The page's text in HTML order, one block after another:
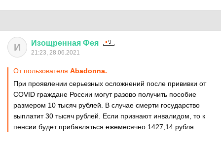
И Изощренная Фея
21:23, 28.06.2021
От пользователя Abadonnа.
При проявлении серьезных осложнений после прививки от
COVID граждане России могут разово получить пособие
размером 10 тысяч рублей. В случае смерти государство
выплатит 30 тысяч рублей. Если признают инвалидом, то к
пенсии будет прибавляться ежемесячно 1427,14 рубля.